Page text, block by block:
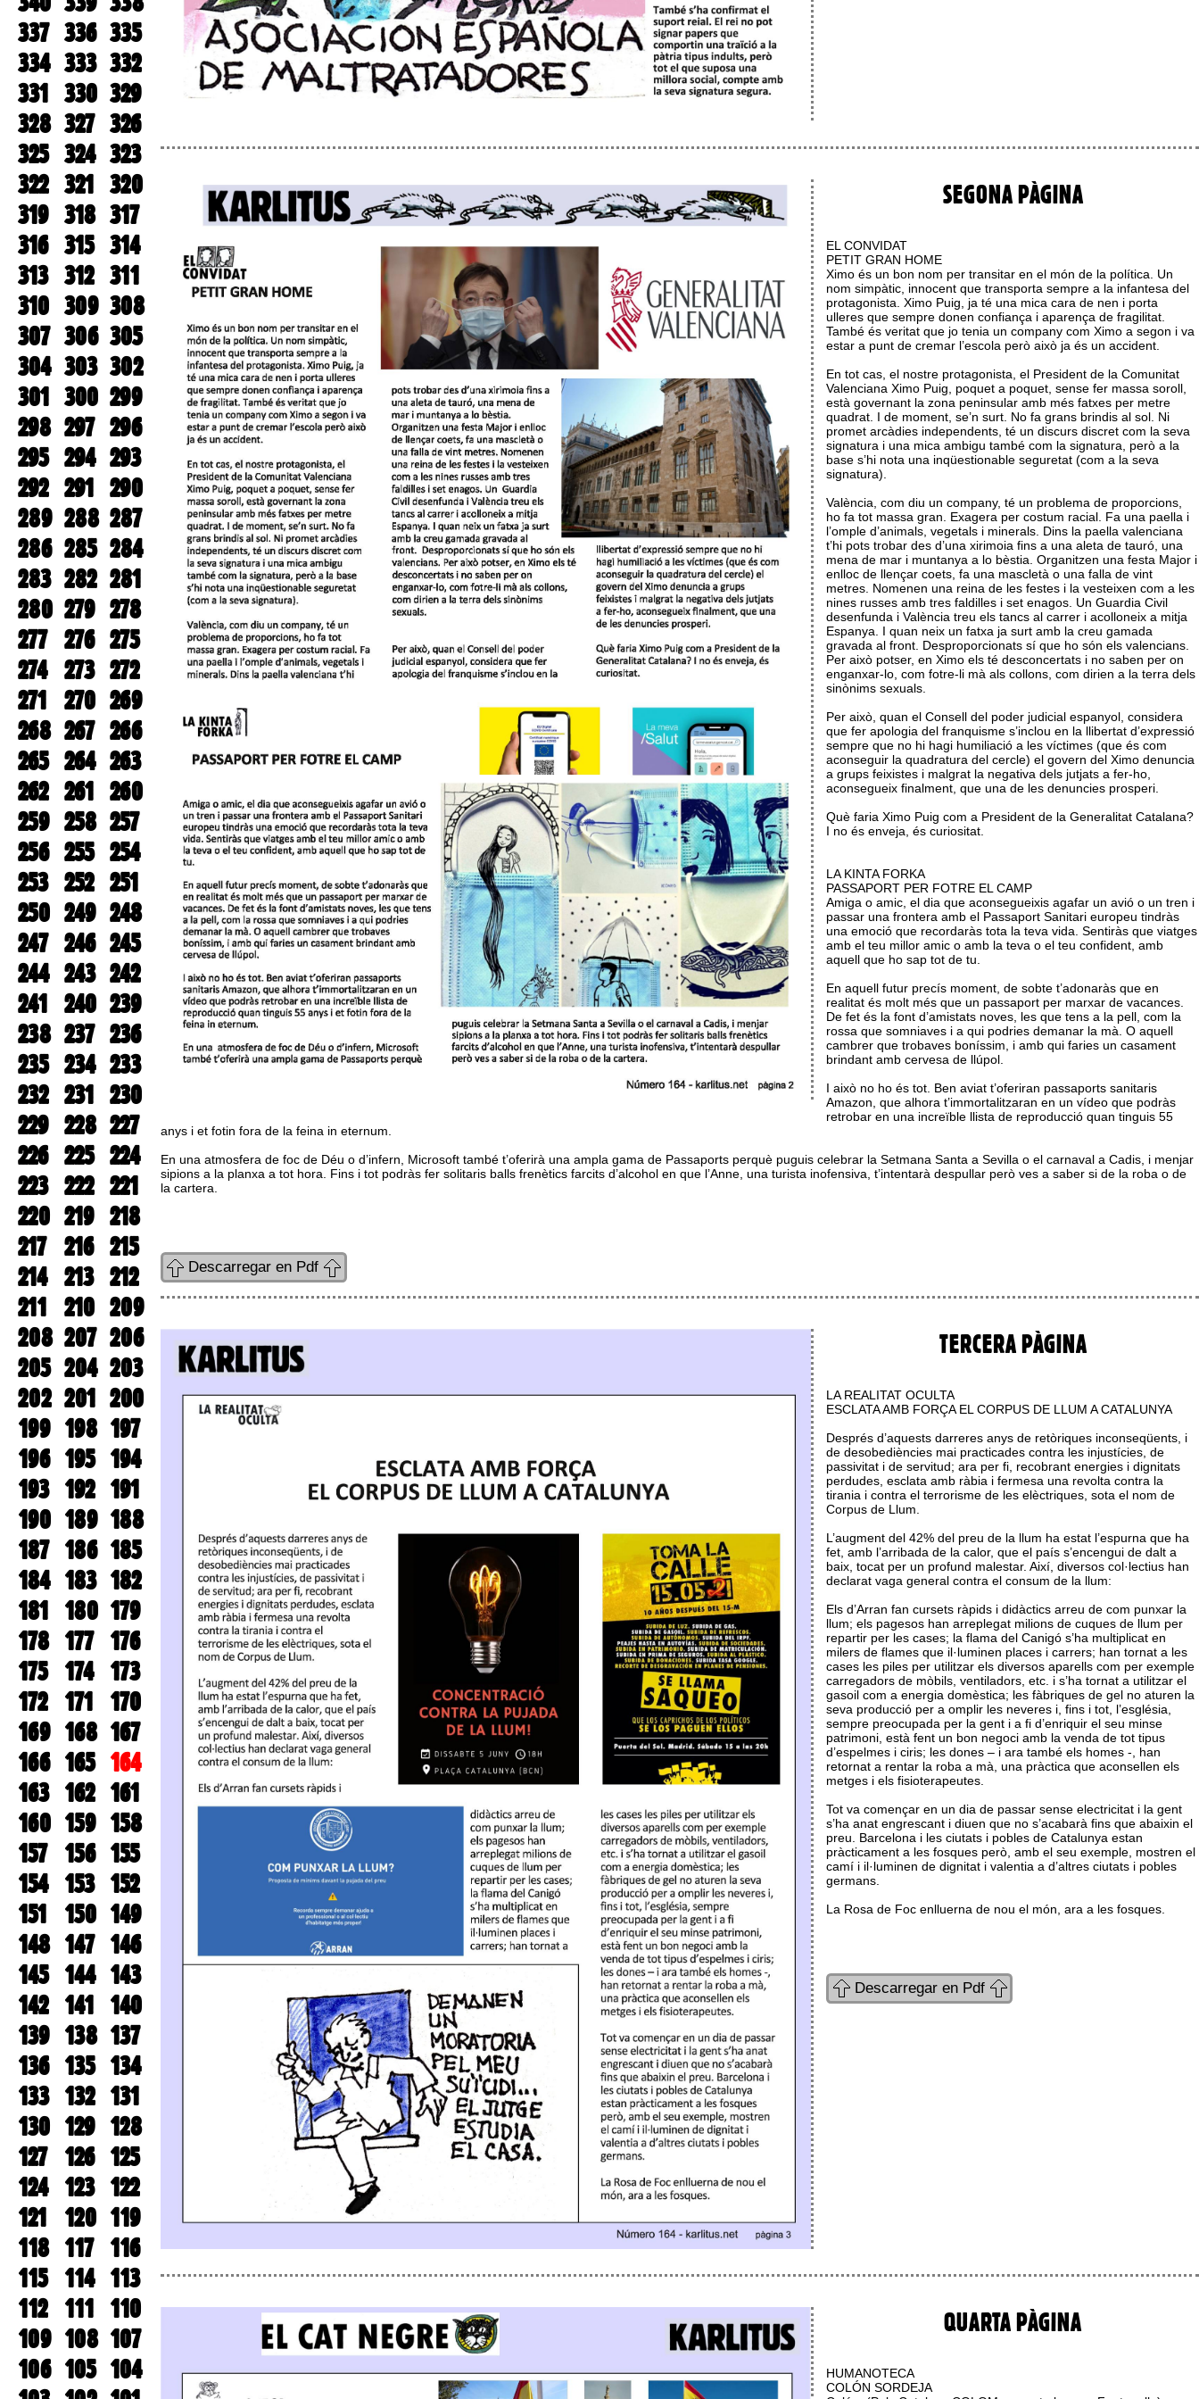
337 336 335
334 333 332
331 330 329
328 327 326
325 324 323
322 321 320
319 318 317
316 315 314
313 312 311
310 309 308
307 306 305
304 303 302
301 300 299
298 297 296
295 294 293
292 291 290
289 288 287
286 285 284
283 282 281
280 279 278
277 276 275
274 273 272
271 270 269
268 267 266
265 264 263
262 261 260
259 258 257
256 255 254
253 252 251
250 249 248
247 246 245
244 243 242
241 240 239
238 237 236
235 234 233
232 231 230
229 228 227
226 225 224
223 222 221
220 219 218
217 216 215
214 213 212
211 210 209
208 207 206
205 204 203
202 201 200
199 198 197
196 195 194
193 192 191
190 189 188
187 186 185
184 183 182
181 180 179
178 177 176
175 174 173
172 171 170
169 168 167
166 165 164
163 162 161
160 159 158
157 156 155
154 153 152
151
150 149
148 147 146
145 144 143
142 141 140
139 138 137
136 135 134
133 132 131
130 129 128
127 126 125
124 123 122
121
120 119
118 117 116
115 114 113
112 111 110
109 108 107
106 105 104
SEGONA PÀGINA
EL CONVIDAT
PETIT GRAN HOME
Ximo és un bon nom per transitar en el món de la política. Un
nom simpàtic, innocent que transporta sempre a la infantesa del
protagonista. Ximo Puig, ja té una mica cara de nen i porta
ulleres que sempre donen confiança i aparença de fragilitat.
També és veritat que jo tenia un company com Ximo a segon i va
estar a punt de cremar l’escola però això ja és un accident.
En tot cas, el nostre protagonista, el President de la Comunitat
Valenciana Ximo Puig, poquet a poquet, sense fer massa soroll,
està governant la zona peninsular amb més fatxes per metre
quadrat. I de moment, se’n surt. No fa grans brindis al sol. Ni
promet arcàdies independents, té un discurs discret com la seva
signatura i una mica ambigu també com la signatura, però a la
base s’hi nota una inqüestionable seguretat (com a la seva
signatura).
València, com diu un company, té un problema de proporcions,
ho fa tot massa gran. Exagera per costum racial. Fa una paella i
l’omple d’animals, vegetals i minerals. Dins la paella valenciana
t’hi pots trobar des d’una xirimoia fins a una aleta de tauró, una
mena de mar i muntanya a lo bèstia. Organitzen una festa Major i
enlloc de llençar coets, fa una mascletà o una falla de vint
metres. Nomenen una reina de les festes i la vesteixen com a les
nines russes amb tres faldilles i set enagos. Un Guardia Civil
desenfunda i València treu els tancs al carrer i acolloneix a mitja
Espanya. I quan neix un fatxa ja surt amb la creu gamada
gravada al front. Desproporcionats sí que ho són els valencians.
Per això potser, en Ximo els té desconcertats i no saben per on
enganxar-lo, com fotre-li mà als collons, com dirien a la terra dels
sinònims sexuals.
Per això, quan el Consell del poder judicial espanyol, considera
que fer apologia del franquisme s’inclou en la llibertat d’expressió
sempre que no hi hagi humiliació a les víctimes (que és com
aconseguir la quadratura del cercle) el govern del Ximo denuncia
a grups feixistes i malgrat la negativa dels jutjats a fer-ho,
aconsegueix finalment, que una de les denuncies prosperi.
Què faria Ximo Puig com a President de la Generalitat Catalana?
I no és enveja, és curiositat.
LA KINTA FORKA
PASSAPORT PER FOTRE EL CAMP
Amiga o amic, el dia que aconsegueixis agafar un avió o un tren i
passar una frontera amb el Passaport Sanitari europeu tindràs
una emoció que recordaràs tota la teva vida. Sentiràs que viatges
amb el teu millor amic o amb la teva o el teu confident, amb
aquell que ho sap tot de tu.
En aquell futur precís moment, de sobte t’adonaràs que en
realitat és molt més que un passaport per marxar de vacances.
De fet és la font d’amistats noves, les que tens a la pell, com la
rossa que somniaves i a qui podries demanar la mà. O aquell
cambrer que trobaves boníssim, i amb qui faries un casament
brindant amb cervesa de llúpol.
I això no ho és tot. Ben aviat t’oferiran passaports sanitaris
Amazon, que alhora t’immortalitzaran en un vídeo que podràs
retrobar en una increïble llista de reproducció quan tinguis 55
anys i et fotin fora de la feina in eternum.
En una atmosfera de foc de Déu o d’infern, Microsoft també t’oferirà una ampla gama de Passaports perquè puguis celebrar la Setmana Santa a Sevilla o el carnaval a Cadis, i menjar
sipions a la planxa a tot hora. Fins i tot podràs fer solitaris balls frenètics farcits d’alcohol en que l’Anne, una turista inofensiva, t’intentarà despullar però ves a saber si de la roba o de
la cartera.
Descarregar en Pdf
TERCERA PÀGINA
LA REALITAT OCULTA
ESCLATA AMB FORÇA EL CORPUS DE LLUM A CATALUNYA
Després d’aquests darreres anys de retòriques inconseqüents, i
de desobediències mai practicades contra les injustícies, de
passivitat i de servitud; ara per fi, recobrant energies i dignitats
perdudes, esclata amb ràbia i fermesa una revolta contra la
tirania i contra el terrorisme de les elèctriques, sota el nom de
Corpus de Llum.
L’augment del 42% del preu de la llum ha estat l’espurna que ha
fet, amb l’arribada de la calor, que el país s’encengui de dalt a
baix, tocat per un profund malestar. Així, diversos col·lectius han
declarat vaga general contra el consum de la llum:
Els d’Arran fan cursets ràpids i didàctics arreu de com punxar la
llum; els pagesos han arreplegat milions de cuques de llum per
repartir per les cases; la flama del Canigó s’ha multiplicat en
milers de flames que il·luminen places i carrers; han tornat a les
cases les piles per utilitzar els diversos aparells com per exemple
carregadors de mòbils, ventiladors, etc. i s’ha tornat a utilitzar el
gasoil com a energia domèstica; les fàbriques de gel no aturen la
seva producció per a omplir les neveres i, fins i tot, l’església,
sempre preocupada per la gent i a fi d’enriquir el seu minse
patrimoni, està fent un bon negoci amb la venda de tot tipus
d’espelmes i ciris; les dones – i ara també els homes -, han
retornat a rentar la roba a mà, una pràctica que aconsellen els
metges i els fisioterapeutes.
Tot va començar en un dia de passar sense electricitat i la gent
s’ha anat engrescant i diuen que no s’acabarà fins que abaixin el
preu. Barcelona i les ciutats i pobles de Catalunya estan
pràcticament a les fosques però, amb el seu exemple, mostren el
camí i il·luminen de dignitat i valentia a d’altres ciutats i pobles
germans.
La Rosa de Foc enlluerna de nou el món, ara a les fosques.
Descarregar en Pdf
QUARTA PÀGINA
HUMANOTECA
COLÓN SORDEJA